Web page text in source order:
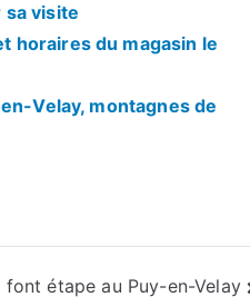
sa visite
horaires du magasin le
Velay, montagnes de
font étape au Puy-en-Velay